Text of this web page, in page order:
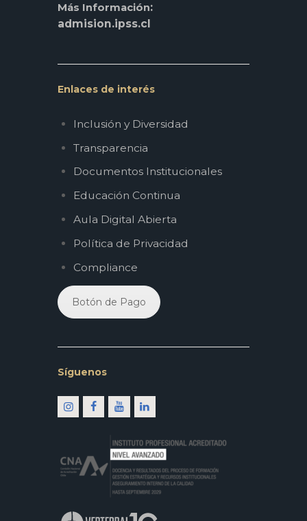
Más Información:
admision.ipss.cl
Enlaces de interés
Inclusión y Diversidad
Transparencia
Documentos Institucionales
Educación Continua
Aula Digital Abierta
Política de Privacidad
Compliance
Botón de Pago
Síguenos